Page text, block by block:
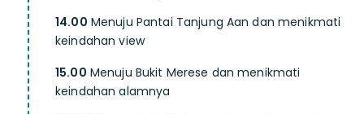
14.00 Menuju Pantai Tanjung Aan dan menikmati
keindahan view
15.00 Menuju Bukit Merese dan menikmati
keindahan alamnya